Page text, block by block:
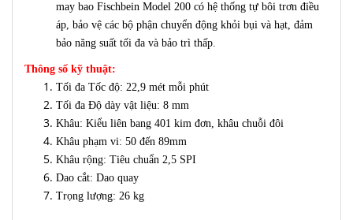
may bao Fischbein Model 200 có hệ thống tự bôi trơn điều
áp, bảo vệ các bộ phận chuyển động khỏi bụi và hạt, đảm
bảo năng suất tối đa và bảo trì thấp.
Thông số kỹ thuật:
Tối đa Tốc độ: 22,9 mét mỗi phút
Tối đa Độ dày vật liệu: 8 mm
Khâu: Kiểu liên bang 401 kim đơn, khâu chuỗi đôi
Khâu phạm vi: 50 đến 89mm
Khâu rộng: Tiêu chuẩn 2,5 SPI
Dao cắt: Dao quay
Trọng lượng: 26 kg